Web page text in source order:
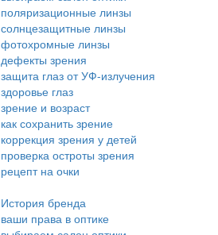
поляризационные линзы
солнцезащитные линзы
фотохромные линзы
дефекты зрения
защита глаз от УФ-излучения
здоровье глаз
зрение и возраст
как сохранить зрение
коррекция зрения у детей
проверка остроты зрения
рецепт на очки
История бренда
ваши права в оптике